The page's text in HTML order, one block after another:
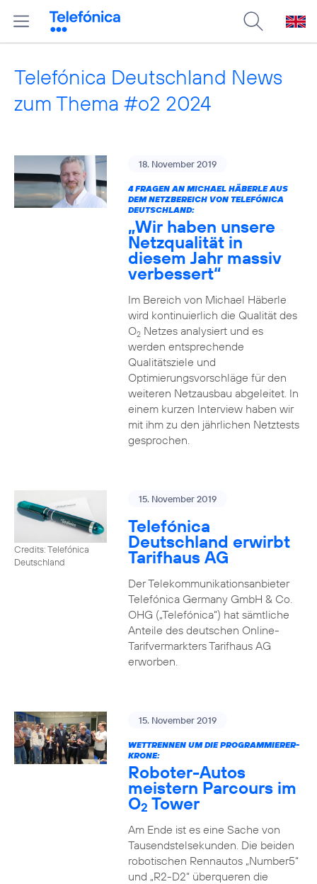
Telefónica Deutschland News
zum Thema #o2 2024
18. November 2019
4 FRAGEN AN MICHAEL HÄBERLE AUS
DEM NETZBEREICH VON TELEFÓNICA
DEUTSCHLAND:
„Wir haben unsere
Netzqualität in
diesem Jahr massiv
verbessert“
Im Bereich von Michael Häberle
wird kontinuierlich die Qualität des
O2Netzes analysiert und es
werden entsprechende
Qualitätsziele und
Optimierungsvorschläge für den
weiteren Netzausbau abgeleitet. In
einem kurzen Interview haben wir
mit ihm zu den jährlichen Netztests
gesprochen.
Credits: Telefónica
Deutschland
15. November 2019
Telefónica
Deutschland erwirbt
Tarifhaus AG
Der Telekommunikationsanbieter
Telefónica Germany GmbH & Co.
OHG („Telefónica“) hat sämtliche
Anteile des deutschen Online-
Tarifvermarkters Tarifhaus AG
erworben.
15. November 2019
WETTRENNEN UM DIE PROGRAMMIERER-
KRONE:
Roboter-Autos
meistern Parcours im
O2 Tower
Am Ende ist es eine Sache von
Tausendstelsekunden. Die beiden
robotischen Rennautos „Number5“
und „R2-D2“ überqueren die